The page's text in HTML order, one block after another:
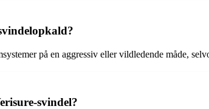
på en aggressiv eller vildledende måde,
svindel?